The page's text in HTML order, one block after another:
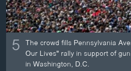
ວີດີໂອ
ສຽງ
ລາຍການກະຈາຍສຽງ
ລາຍງານ
ຕິດຕາມພວກເຮົາ ທີ່
5 The crowd fills Pennsylvania
Our Lives" rally in support of
in Washington, D.C.